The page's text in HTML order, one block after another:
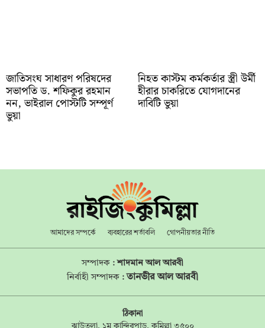
জাতিসংঘ সাধারণ পরিষদের
সভাপতি ড. শফিকুর রহমান
নন, ভাইরাল পোস্টটি সম্পূর্ণ
ভুয়া
নিহত কাস্টম কর্মকর্তার স্ত্রী উর্মী
হীরার চাকরিতে যোগদানের
দাবিটি ভুয়া
আমাদের সম্পর্কে ব্যবহারের শর্তাবলি গোপনীয়তার নীতি
সম্পাদক :শাদমান আল আরবী
নির্বাহী সম্পাদক :তানভীর আল আরবী
ঠিকানা
ঝাউতলা, ১ম কান্দিরপাড়, কুমিল্লা ৩৫০০